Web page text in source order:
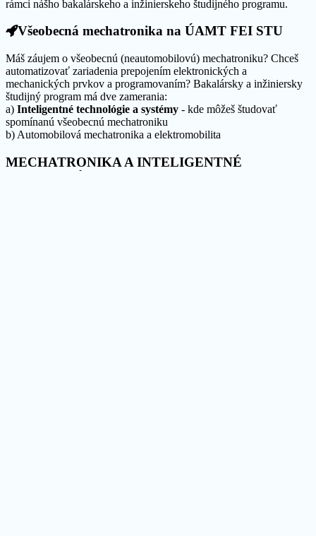
rámci nášho bakalárskeho a inžinierskeho študijného programu.
Všeobecná mechatronika na ÚAMT FEI STU
Máš záujem o všeobecnú (neautomobilovú) mechatroniku? Chceš
automatizovať zariadenia prepojením elektronických a
mechanických prvkov a programovaním? Bakalársky a inžiniersky
študijný program má dve zamerania:
a) Inteligentné technológie a systémy - kde môžeš študovať
spomínanú všeobecnú mechatroniku
b) Automobilová mechatronika a elektromobilita
MECHATRONIKA A INTELIGENTNÉ